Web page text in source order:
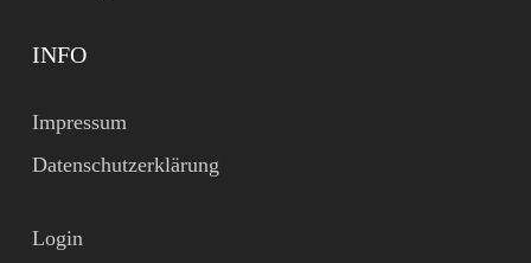
INFO
Impressum
Datenschutzerklärung
Login